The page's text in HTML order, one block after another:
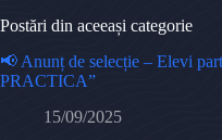
Postări din aceeași categorie
📢 Anunț de selecție – Elevi
PRACTICA”
15/09/2025